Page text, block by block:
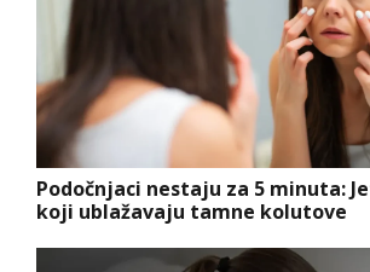
Podočnjaci nestaju za 5 minuta:
koji ublažavaju tamne kolutove